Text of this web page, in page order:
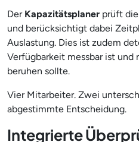
Der Kapazitätsplaner prüft
und berücksichtigt dabei
Auslastung. Dies ist zudem
Verfügbarkeit messbar ist und
beruhen sollte.
Vier Mitarbeiter. Zwei
abgestimmte Entscheidung.
Integrierte